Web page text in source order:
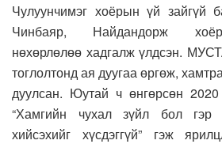
Чулуунчимэг хоёрын үй зайгүй
Чинбаяр, Найдандорж хоёр
нөхөрлөлөө хадгалж үлдсэн.
тоглолтонд ая дуугаа өргөж,
дуулсан. Юутай ч өнгөрсөн
“Хамгийн чухал зүйл бол
хийсэхийг хүсдэггүй” гэж